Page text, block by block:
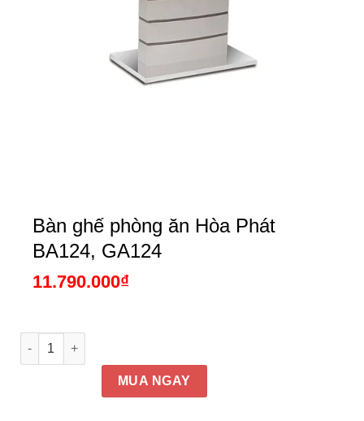
Bàn ghế phòng ăn Hòa Phát
BA124, GA124
11.790.000₫
Bàn ghế phòng ăn Hòa Phát BA124, GA124 số lượng
MUA NGAY